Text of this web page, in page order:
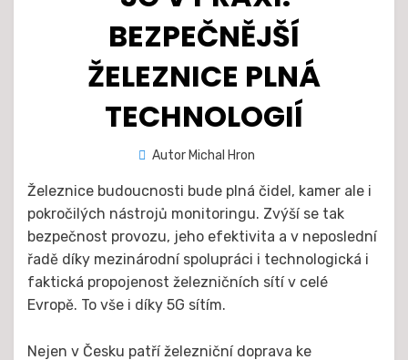
BEZPEČNĚJŠÍ
ŽELEZNICE PLNÁ
TECHNOLOGIÍ
Autor Michal Hron
Železnice budoucnosti bude plná čidel, kamer ale i
pokročilých nástrojů monitoringu. Zvýší se tak
bezpečnost provozu, jeho efektivita a v neposlední
řadě díky mezinárodní spolupráci i technologická i
faktická propojenost železničních sítí v celé
Evropě. To vše i díky 5G sítím.
Nejen v Česku patří železniční doprava ke